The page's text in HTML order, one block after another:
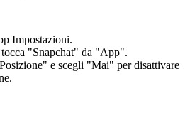
Impostazioni.
"Snapchat" da "App".
e scegli "Mai" per disattivare